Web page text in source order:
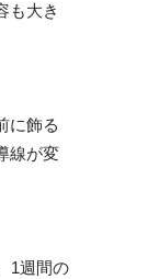
も大き
に飾る
線が変
1週間の